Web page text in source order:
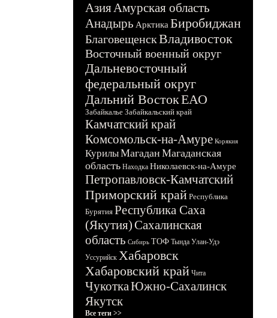
АзияАмурская область
Анадырь Арктика Биробиджан
БлаговещенскВладивосток
Восточный военный округ
Дальневосточный
федеральный округ
Дальний ВостокЕАО
Забайкалье Забайкальский край
Камчатский край
Комсомольск-на-Амуре Корякия
КурилыМагадан Магаданская
область Находка Николаевск-на-Амуре
Петропавловск-Камчатский
Приморский край Республика
Бурятия Республика Саха
(Якутия)Сахалинская
область Сибирь ТОФ Тында Улан-Удэ
Уссурийск Хабаровск
Хабаровский край Чита
ЧукоткаЮжно-Сахалинск
Якутск
Все теги >>